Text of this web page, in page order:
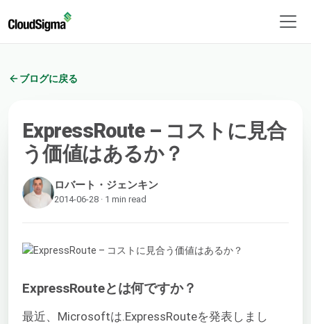
ブログに戻る
ExpressRoute – コストに見合
う価値はあるか？
ロバート・ジェンキン
2014-06-28 · 1 min read
ExpressRouteとは何ですか？
最近、Microsoftは.ExpressRouteを発表しまし